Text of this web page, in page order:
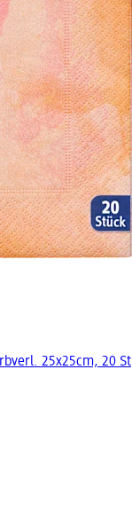
25x25cm, 20 St